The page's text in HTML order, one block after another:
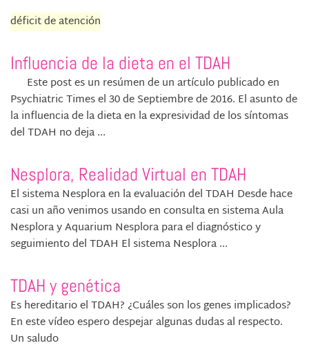
déficit de atención
Influencia de la dieta en el TDAH
Este post es un resúmen de un artículo publicado en
Psychiatric Times el 30 de Septiembre de 2016. El asunto de
la influencia de la dieta en la expresividad de los síntomas
del TDAH no deja ...
Nesplora, Realidad Virtual en TDAH
El sistema Nesplora en la evaluación del TDAH Desde hace
casi un año venimos usando en consulta en sistema Aula
Nesplora y Aquarium Nesplora para el diagnóstico y
seguimiento del TDAH El sistema Nesplora ...
TDAH y genética
Es hereditario el TDAH? ¿Cuáles son los genes implicados?
En este vídeo espero despejar algunas dudas al respecto.
Un saludo